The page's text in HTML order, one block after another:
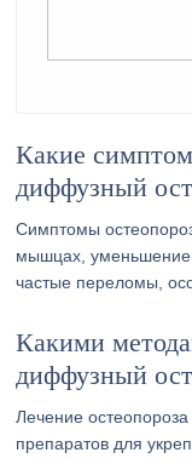
Какие
диффузный
Симптомы
мышцах, уменьшение
частые переломы,
Какими
диффузный
Лечение
препаратов для